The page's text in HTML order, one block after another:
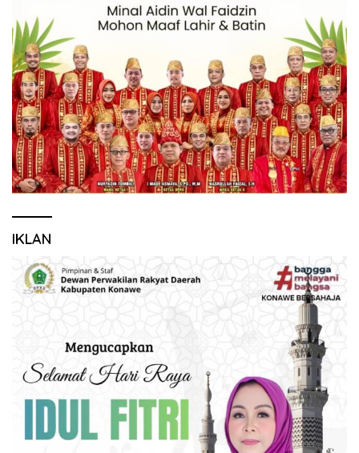
IKLAN